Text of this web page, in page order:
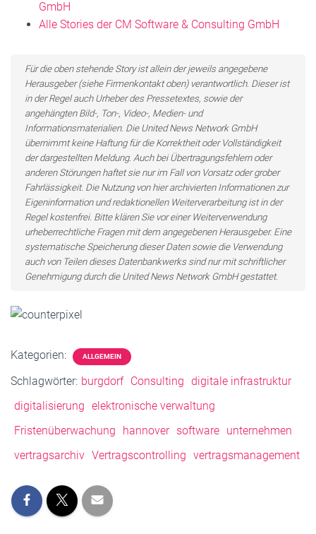
GmbH
Alle Stories der CM Software & Consulting GmbH
Für die oben stehende Story ist allein der jeweils angegebene
Herausgeber (siehe Firmenkontakt oben) verantwortlich. Dieser ist
in der Regel auch Urheber des Pressetextes, sowie der
angehängten Bild-, Ton-, Video-, Medien- und
Informationsmaterialien. Die United News Network GmbH
übernimmt keine Haftung für die Korrektheit oder Vollständigkeit
der dargestellten Meldung. Auch bei Übertragungsfehlern oder
anderen Störungen haftet sie nur im Fall von Vorsatz oder grober
Fahrlässigkeit. Die Nutzung von hier archivierten Informationen zur
Eigeninformation und redaktionellen Weiterverarbeitung ist in der
Regel kostenfrei. Bitte klären Sie vor einer Weiterverwendung
urheberrechtliche Fragen mit dem angegebenen Herausgeber. Eine
systematische Speicherung dieser Daten sowie die Verwendung
auch von Teilen dieses Datenbankwerks sind nur mit schriftlicher
Genehmigung durch die United News Network GmbH gestattet.
Kategorien: ALLGEMEIN
Schlagwörter: burgdorf Consulting digitale infrastruktur
digitalisierung elektronische verwaltung
Fristenüberwachung
hannover software unternehmen
vertragsarchiv Vertragscontrolling vertragsmanagement